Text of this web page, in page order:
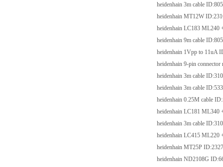
heidenhain 3m cable
heidenhain MT12W
heidenhain LC183
heidenhain 9m cable
heidenhain 1Vpp to
heidenhain 9-pin
heidenhain 3m cable
heidenhain 3m cable
heidenhain 0.25M
heidenhain LC181
heidenhain 3m cable
heidenhain LC415
heidenhain MT25P
heidenhain ND2108G